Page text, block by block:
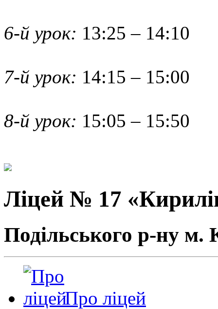
6-й урок: 13:25 – 14:10
7-й урок: 14:15 – 15:00
8-й урок: 15:05 – 15:50
Ліцей № 17
Подільського р-ну м.
Про ліцей